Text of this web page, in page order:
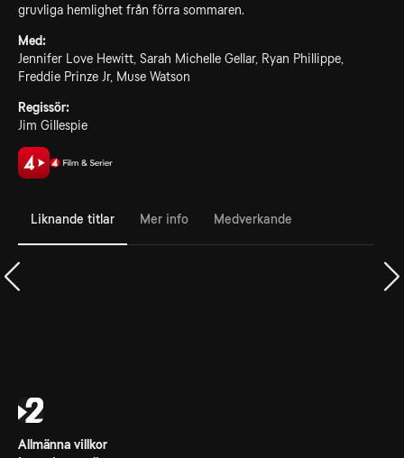
gruvliga hemlighet från förra sommaren.
Med:
Jennifer Love Hewitt, Sarah Michelle Gellar, Ryan Phillippe,
Freddie Prinze Jr, Muse Watson
Regissör:
Jim Gillespie
Liknande titlar Mer info Medverkande
Allmänna villkor